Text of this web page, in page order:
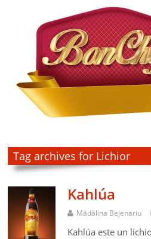
Tag archives for Lichior
Kahlúa
Mădălina Bejenariu
Kahlúa este un